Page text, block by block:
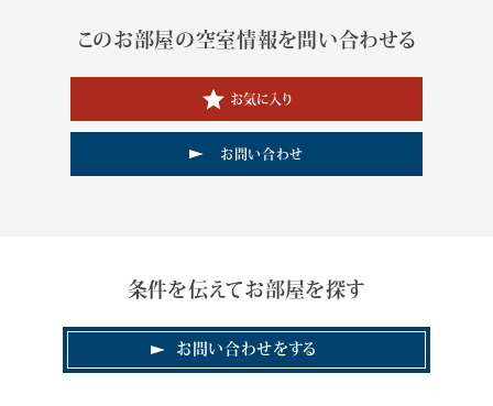
このお部屋の空室情報を問い合わせる
お気に入り
お問い合わせ
条件を伝えてお部屋を探す
お問い合わせをする